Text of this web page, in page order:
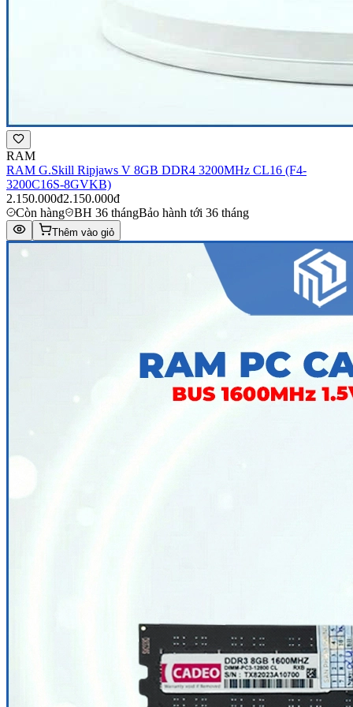
RAM
RAM G.Skill Ripjaws V 8GB DDR4 3200MHz CL16 (F4-
3200C16S-8GVKB)
2.150.000đ2.150.000đ
Còn hàng
BH 36 thángBảo hành tới 36 tháng
Thêm vào giỏ